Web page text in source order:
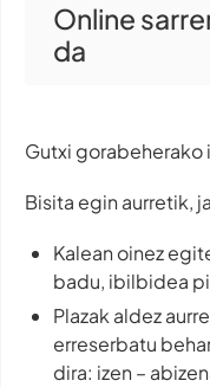
Online
da
Gutxi gorabeherako
Bisita egin aurretik,
Kalean oinez
badu, ibilbidea
Plazak aldez
erreserbatu
dira: izen –